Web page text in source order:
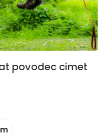
povodec cimet